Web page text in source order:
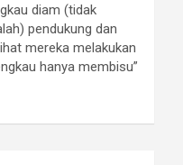
diam (tidak
pendukung dan
mereka melakukan
hanya membisu”